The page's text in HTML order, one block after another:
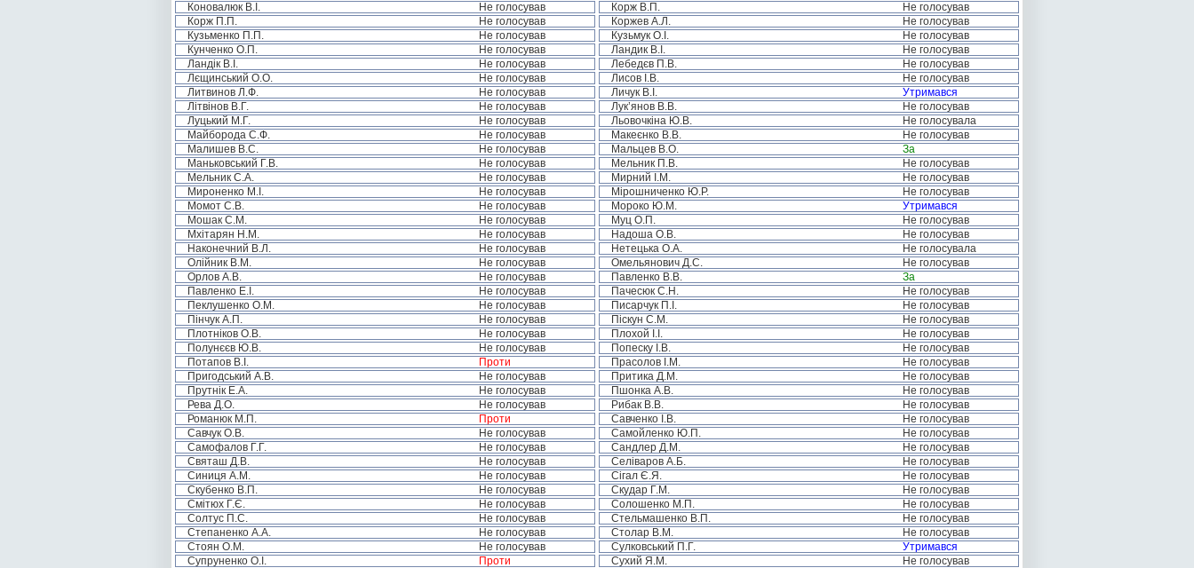
Коновалюк В.І.
Не голосував Корж В.П.
Не голосував
Корж П.П.
Не голосував Коржев А.Л.
Не голосував
Кузьменко П.П.
Не голосував Кузьмук О.І.
Не голосував
Кунченко О.П.
Не голосував Ландик В.І.
Не голосував
Ландік В.І.
Не голосував Лебедєв П.В.
Не голосував
Лєщинський О.О.
Не голосував Лисов І.В.
Не голосував
Литвинов Л.Ф.
Не голосував Личук В.І.
Утримався
Літвінов В.Г.
Не голосував Лук’янов В.В.
Не голосував
Луцький М.Г.
Не голосував Льовочкіна Ю.В.
Не голосувала
Майборода С.Ф.
Не голосував Макеєнко В.В.
Не голосував
Малишев В.С.
Не голосував Мальцев В.О.
За
Маньковський Г.В.
Не голосував Мельник П.В.
Не голосував
Мельник С.А.
Не голосував Мирний І.М.
Не голосував
Мироненко М.І.
Не голосував Мірошниченко Ю.Р.
Не голосував
Момот С.В.
Не голосував Мороко Ю.М.
Утримався
Мошак С.М.
Не голосував Муц О.П.
Не голосував
Мхітарян Н.М.
Не голосував Надоша О.В.
Не голосував
Наконечний В.Л.
Не голосував Нетецька О.А.
Не голосувала
Олійник В.М.
Не голосував Омельянович Д.С.
Не голосував
Орлов А.В.
Не голосував Павленко В.В.
За
Павленко Е.І.
Не голосував Пачесюк С.Н.
Не голосував
Пеклушенко О.М.
Не голосував Писарчук П.І.
Не голосував
Пінчук А.П.
Не голосував Піскун С.М.
Не голосував
Плотніков О.В.
Не голосував Плохой І.І.
Не голосував
Полунєєв Ю.В.
Не голосував Попеску І.В.
Не голосував
Потапов В.І.
Проти Прасолов І.М.
Не голосував
Пригодський А.В.
Не голосував Притика Д.М.
Не голосував
Прутнік Е.А.
Не голосував Пшонка А.В.
Не голосував
Рева Д.О.
Не голосував Рибак В.В.
Не голосував
Романюк М.П.
Проти Савченко І.В.
Не голосував
Савчук О.В.
Не голосував Самойленко Ю.П.
Не голосував
Самофалов Г.Г.
Не голосував Сандлер Д.М.
Не голосував
Святаш Д.В.
Не голосував Селіваров А.Б.
Не голосував
Синиця А.М.
Не голосував Сігал Є.Я.
Не голосував
Скубенко В.П.
Не голосував Скудар Г.М.
Не голосував
Смітюх Г.Є.
Не голосував Солошенко М.П.
Не голосував
Солтус П.С.
Не голосував Стельмашенко В.П.
Не голосував
Степаненко А.А.
Не голосував Столар В.М.
Не голосував
Стоян О.М.
Не голосував Сулковський П.Г.
Утримався
Супруненко О.І.
Проти Сухий Я.М.
Не голосував